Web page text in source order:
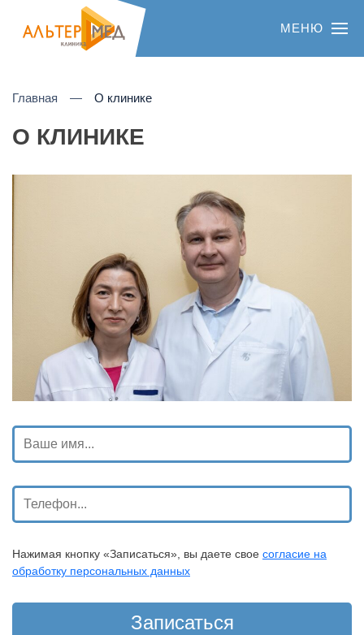
МЕНЮ
Главная О клинике
О КЛИНИКЕ
Нажимая кнопку «Записаться», вы даете свое согласие на
обработку персональных данных